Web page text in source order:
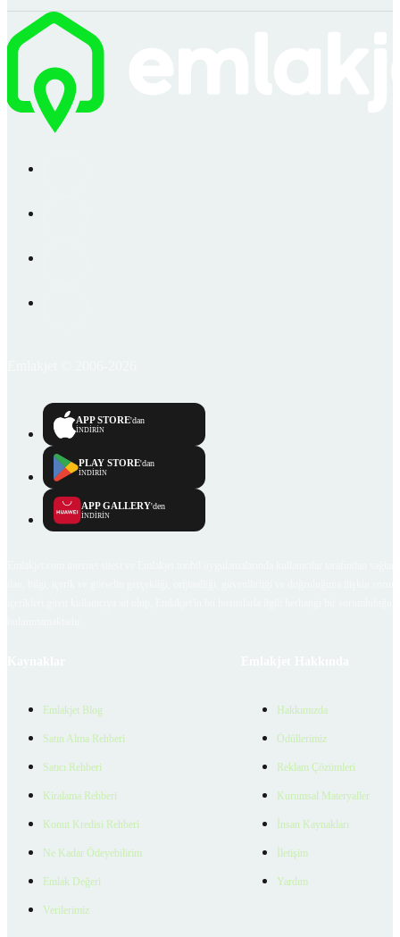
APP STORE'dan
İNDİRİN
PLAY STORE'dan
İNDİRİN
APP GALLERY'den
İNDİRİN
Emlakjet Blog
Satın Alma Rehberi
Satıcı Rehberi
Kiralama Rehberi
Konut Kredisi Rehberi
Ne Kadar Ödeyebilirim
Emlak Değeri
Verilerimiz
Hakkımızda
Ödüllerimiz
Reklam Çözümleri
Kurumsal Materyaller
İnsan Kaynakları
İletişim
Yardım